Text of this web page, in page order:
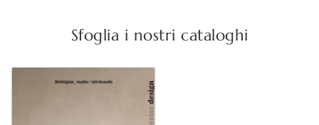
Sfoglia i nostri cataloghi